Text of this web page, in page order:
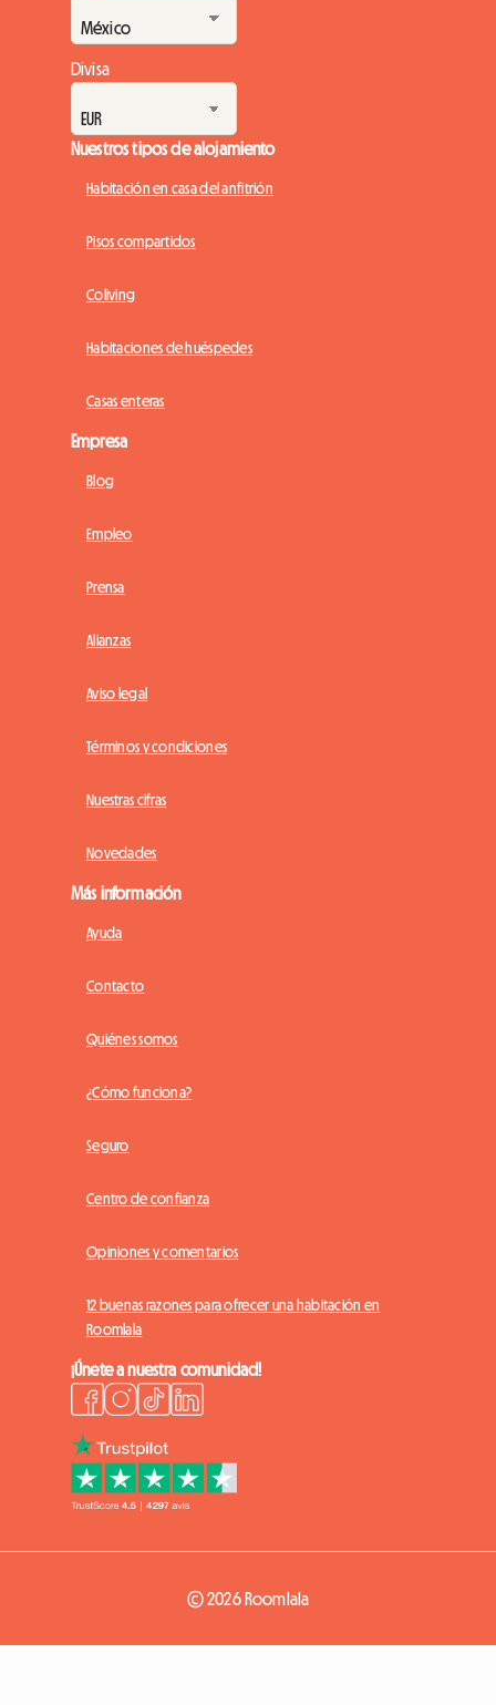
Divisa
Nuestros tipos de alojamiento
Habitación en casa del anfitrión
Pisos compartidos
Coliving
Habitaciones de huéspedes
Casas enteras
Empresa
Blog
Empleo
Prensa
Alianzas
Aviso legal
Términos y condiciones
Nuestras cifras
Novedades
Más información
Ayuda
Contacto
Quiénes somos
¿Cómo funciona?
Seguro
Centro de confianza
Opiniones y comentarios
12 buenas razones para ofrecer una habitación en
Roomlala
¡Únete a nuestra comunidad!
© 2026 Roomlala